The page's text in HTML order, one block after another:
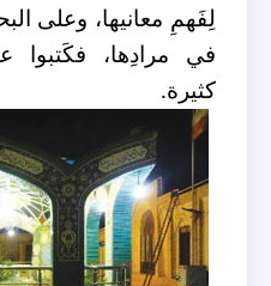
لِفَهمِ معانيها، وعلى
في مرادِها، فكَتبوا
كثيرة.